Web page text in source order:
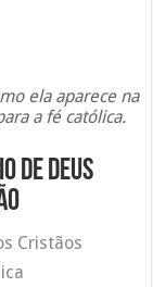
ela aparece na
a fé católica.
de Deus
Cristãos